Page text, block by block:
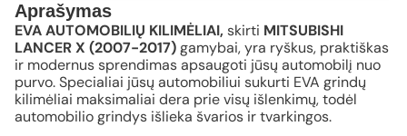
Aprašymas
EVA AUTOMOBILIŲ KILIMĖLIAI, skirti MITSUBISHI
LANCER X (2007-2017)gamybai, yra ryškus, praktiškas
ir modernus sprendimas apsaugoti jūsų automobilį nuo
purvo. Specialiai jūsų automobiliui sukurti EVA grindų
kilimėliai maksimaliai dera prie visų išlenkimų, todėl
automobilio grindys išlieka švarios ir tvarkingos.